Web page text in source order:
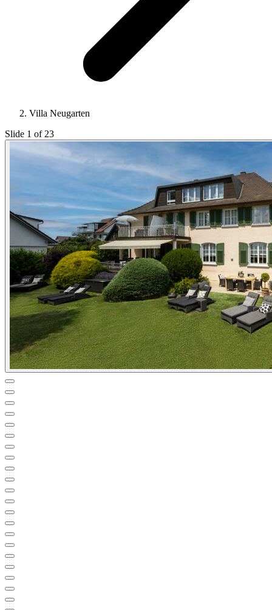
Villa Neugarten
Slide 1 of 23